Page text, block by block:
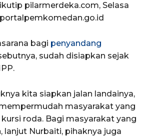
pilarmerdeka.com, Selasa
bagi penyandang
sudah disiapkan sejak
kita siapkan jalan landainya,
masyarakat yang
roda. Bagi masyarakat yang
lanjut Nurbaiti, pihaknya juga